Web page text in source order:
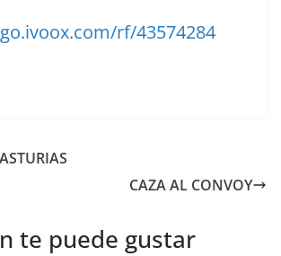
rf/43574284
CAZA AL CONVOY
te puede gustar